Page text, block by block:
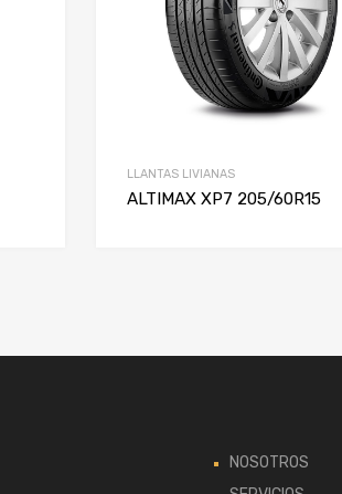
LLANTAS LIVIANAS
ALTIMAX XP7 205/60R15
NOSOTROS